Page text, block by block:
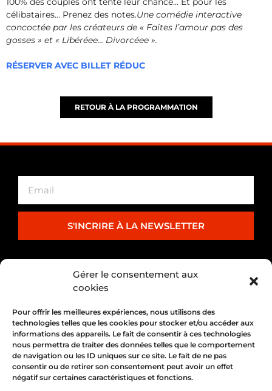
Gérer le consentement aux
cookies
Pour offrir les meilleures expériences, nous utilisons des
technologies telles que les cookies pour stocker et/ou accéder aux
informations des appareils. Le fait de consentir à ces technologies
nous permettra de traiter des données telles que le comportement
de navigation ou les ID uniques sur ce site. Le fait de ne pas
consentir ou de retirer son consentement peut avoir un effet
négatif sur certaines caractéristiques et fonctions.
célibataires… Prenez des notes.Une comédie interactive
concoctée par les créateurs de « Faites l’amour pas des
gosses » et « Libéréee… Divorcéee ».
RÉSERVER AVEC BILLET RÉDUC
RETOUR À LA PROGRAMMATION
S'INCRIRE À LA NEWSLETTER
PARTENARIAT